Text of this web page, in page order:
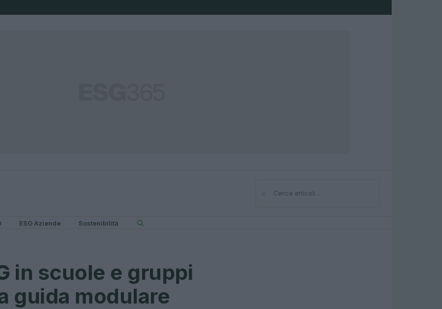
⌕Cerca
ESG Aziende Sostenibilità
in scuole e gruppi
guida modulare